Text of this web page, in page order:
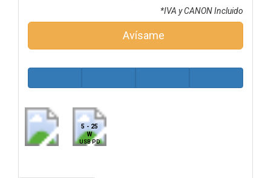
*IVA y CANON Incluido
Avísame
5 - 25
W
USB PD